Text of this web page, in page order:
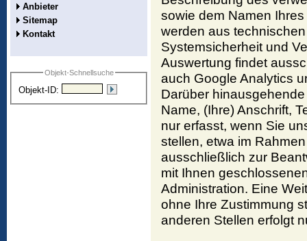
Anbieter
Sitemap
Kontakt
Objekt-Schnellsuche
Objekt-ID:
sowie dem Namen
werden aus
Systemsicherheit und
Auswertung findet
auch Google Analytics
Darüber
Name, (Ihre) Anschrift,
nur erfasst, wenn Sie
stellen, etwa im
ausschließlich zur
mit Ihnen
Administration. Eine
ohne Ihre Zustimmung
anderen Stellen erfolgt